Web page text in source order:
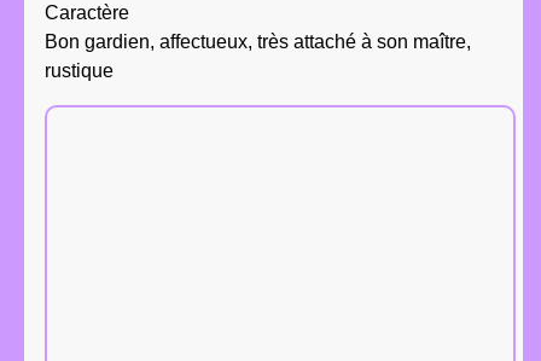
Caractère
Bon gardien, affectueux, très attaché à son maître,
rustique